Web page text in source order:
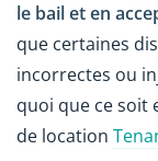
le bail et en
que certaines
incorrectes ou
quoi que ce soit
de location